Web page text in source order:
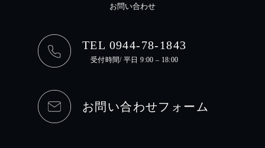
お問い合わせ
TEL 0944-78-1843
受付時間/ 平日 9:00 – 18:00
お問い合わせフォーム